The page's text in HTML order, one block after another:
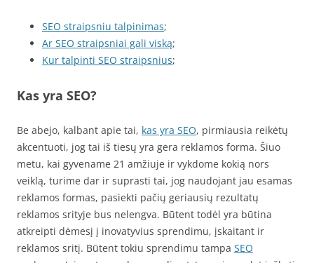
SEO straipsniu talpinimas;
Ar SEO straipsniai gali viską;
Kur talpinti SEO straipsnius;
Kas yra SEO?
Be abejo, kalbant apie tai, kas yra SEO, pirmiausia reikėtų
akcentuoti, jog tai iš tiesų yra gera reklamos forma. Šiuo
metu, kai gyvename 21 amžiuje ir vykdome kokią nors
veiklą, turime dar ir suprasti tai, jog naudojant jau esamas
reklamos formas, pasiekti pačių geriausių rezultatų
reklamos srityje bus nelengva. Būtent todėl yra būtina
atkreipti dėmesį į inovatyvius sprendimu, įskaitant ir
reklamos sritį. Būtent tokiu sprendimu tampa SEO